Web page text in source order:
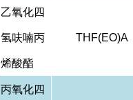
乙氧化四
氢呋喃丙
烯酸酯
THF(EO)A
丙氧化四